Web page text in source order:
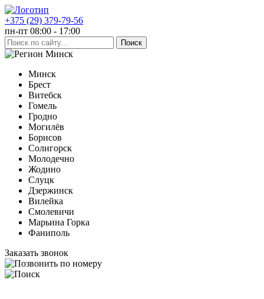
+375 (29) 379-79-56
пн-пт 08:00 - 17:00
Минск
Минск
Брест
Витебск
Гомель
Гродно
Могилёв
Борисов
Солигорск
Молодечно
Жодино
Слуцк
Дзержинск
Вилейка
Смолевичи
Марьина Горка
Фаниполь
Заказать звонок